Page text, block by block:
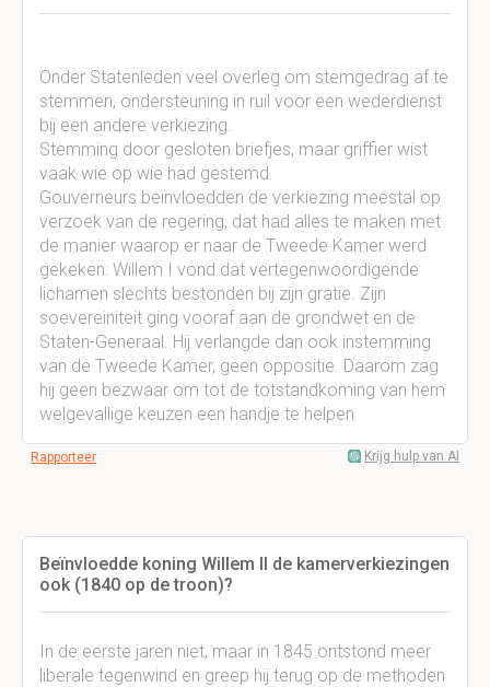
Onder Statenleden veel overleg om stemgedrag af te
stemmen, ondersteuning in ruil voor een wederdienst
bij een andere verkiezing.
Stemming door gesloten briefjes, maar griffier wist
vaak wie op wie had gestemd.
Gouverneurs beïnvloedden de verkiezing meestal op
verzoek van de regering, dat had alles te maken met
de manier waarop er naar de Tweede Kamer werd
gekeken: Willem I vond dat vertegenwoordigende
lichamen slechts bestonden bij zijn gratie. Zijn
soevereiniteit ging vooraf aan de grondwet en de
Staten-Generaal. Hij verlangde dan ook instemming
van de Tweede Kamer, geen oppositie. Daarom zag
hij geen bezwaar om tot de totstandkoming van hem
welgevallige keuzen een handje te helpen.
Rapporteer Krijg hulp van AI
Beïnvloedde koning Willem II de kamerverkiezingen
ook (1840 op de troon)?
In de eerste jaren niet, maar in 1845 ontstond meer
liberale tegenwind en greep hij terug op de methoden